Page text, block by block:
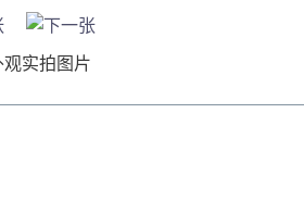
观实拍图片